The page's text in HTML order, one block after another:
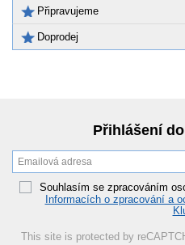
Připravujeme
Doprodej
Přihlášení
Souhlasím se zpracováním
Informacích o zpracování a
This site is protected by